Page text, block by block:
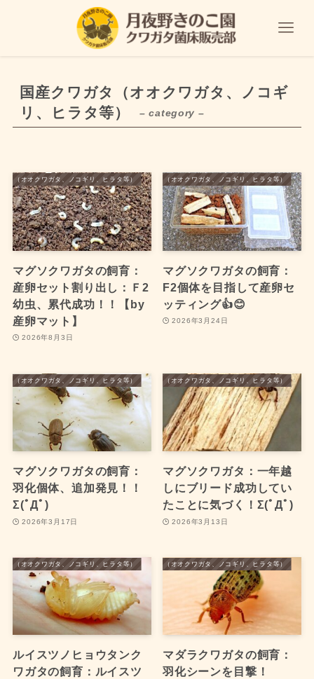
国産クワガタ（オオクワガタ、ノコギ
リ、ヒラタ等）
– category –
タ（オオクワガタ、ノコギリ、ヒラタ等）
マグソクワガタの飼育：
産卵セット割り出し：Ｆ2
幼虫、累代成功！！【by
産卵マット】
2026年8月3日
国産クワガタ（オオクワガタ、ノコギリ、ヒラタ等）
マグソクワガタの飼育：
F2個体を目指して産卵セ
ッティング👍😊
2026年3月24日
タ（オオクワガタ、ノコギリ、ヒラタ等）
マグソクワガタの飼育：
羽化個体、追加発見！！
Σ(ﾟДﾟ)
2026年3月17日
国産クワガタ（オオクワガタ、ノコギリ、ヒラタ等）
マグソクワガタ：一年越
しにブリード成功してい
たことに気づく！Σ(ﾟДﾟ)
2026年3月13日
タ（オオクワガタ、ノコギリ、ヒラタ等）
ルイスツノヒョウタンク
ワガタの飼育：ルイスツ
国産クワガタ（オオクワガタ、ノコギリ、ヒラタ等）
マダラクワガタの飼育：
羽化シーンを目撃！